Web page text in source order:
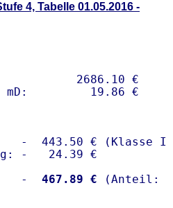
4, Tabelle 01.05.2016 -
2686.10 €
-  443.50 € (Klasse I)
-   24.39 €
-
  467.89 €